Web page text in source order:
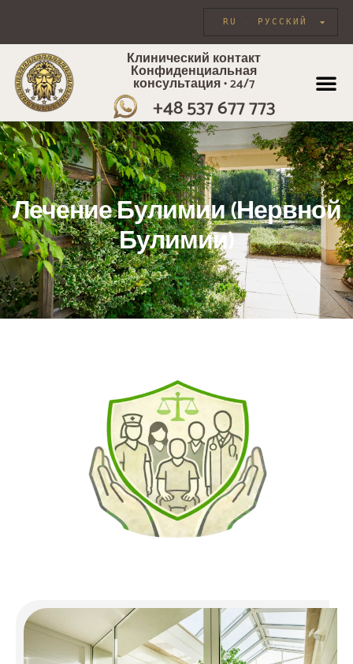
РУССКИЙ
RU
Клинический контакт
Конфиденциальная
консультация • 24/7
+48 537 677 773
Лечение Булимии (нервной
Булимии)